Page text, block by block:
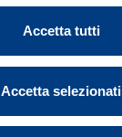
Accetta tutti
Accetta selezionati